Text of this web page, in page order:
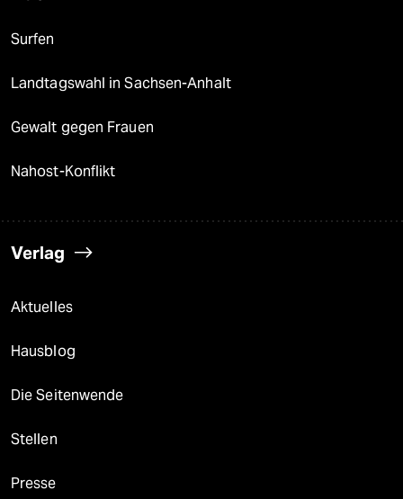
Surfen
Landtagswahl in Sachsen-Anhalt
Gewalt gegen Frauen
Nahost-Konflikt
Verlag
Aktuelles
Hausblog
Die Seitenwende
Stellen
Presse